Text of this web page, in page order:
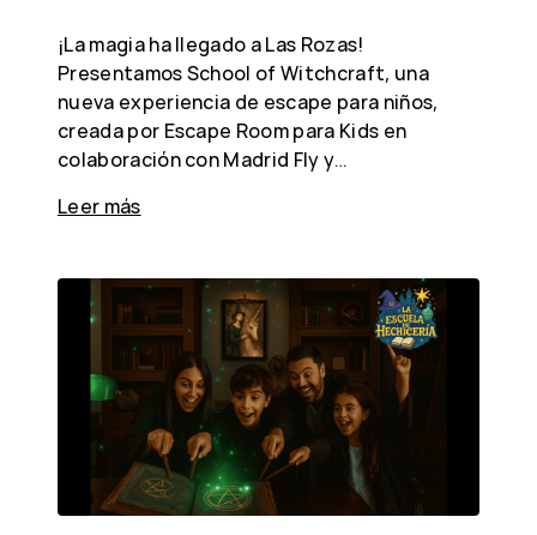
¡La magia ha llegado a Las Rozas!
Presentamos School of Witchcraft, una
nueva experiencia de escape para niños,
creada por Escape Room para Kids en
colaboración con Madrid Fly y…
Leer más